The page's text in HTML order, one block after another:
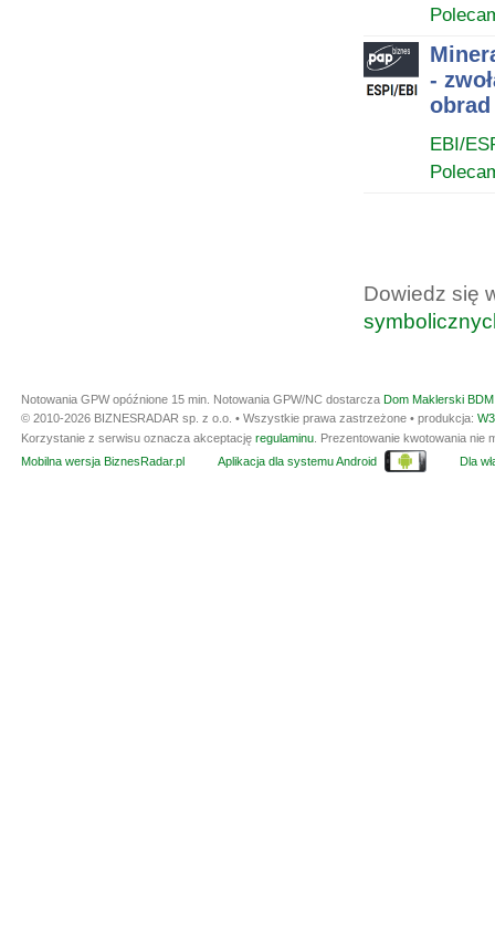
-
obrad
EBI/
Dowiedz się
Notowania GPW opóźnione 15 min. Notowania GPW/NC dostarcza Dom Maklerski
© 2010-2026 BIZNESRADAR sp. z o.o. • Wszystkie prawa zastrzeżone • produkcja:
Korzystanie z serwisu oznacza akceptację regulaminu. Prezentowanie kwotowania nie
Mobilna wersja BiznesRadar.pl
Aplikacja dla systemu Android Dla